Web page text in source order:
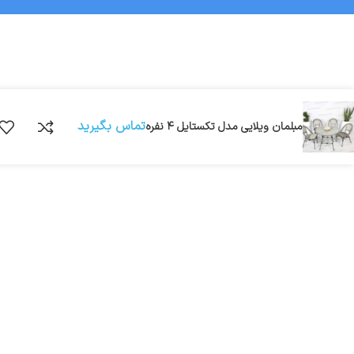
مبلمان ویلایی مدل تکستایل ۴ نفره تماس بگیرید